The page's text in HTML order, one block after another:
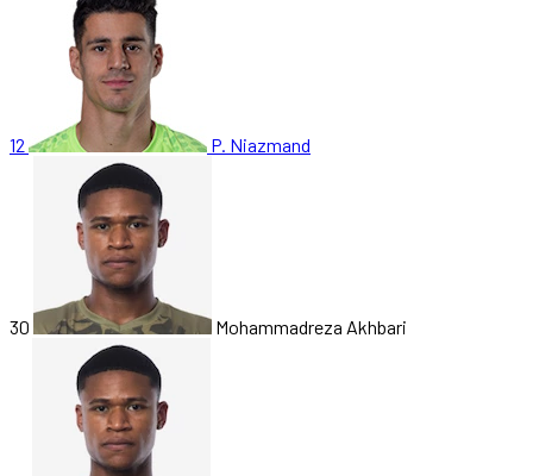
12 P. Niazmand
30 Mohammadreza Akhbari